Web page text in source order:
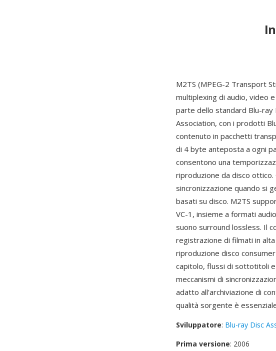
M2TS (MPEG-2 Transport
multiplexing di audio, video
parte dello standard Blu-ray
Association, con i prodotti
contenuto in pacchetti
di 4 byte anteposta a ogni
consentono una
riproduzione da disco
sincronizzazione quando si
basati su disco. M2TS
VC-1, insieme a formati
suono surround lossless. Il
registrazione di filmati in
riproduzione disco
capitolo, flussi di sottotitoli
meccanismi di
adatto all'archiviazione di
qualità sorgente è
Sviluppatore: Blu-ray Disc
Prima versione: 2006